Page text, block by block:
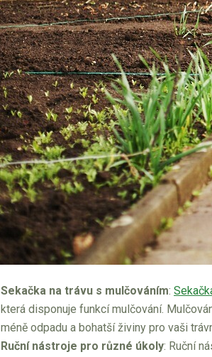
Sekačka na trávu s mulčováním:
která disponuje funkcí mulčování.
méně odpadu a bohatší živiny pro vaši
Ruční nástroje pro různé úkoly: Ruční